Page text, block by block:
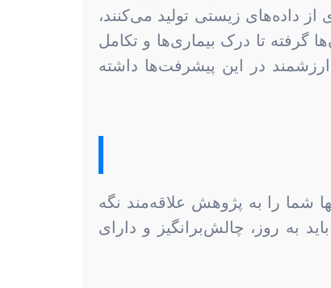
داده‌های زیستی تولید می‌کنند،
تا درک بیماری‌ها و تکامل
در این پیشرفت‌ها داشته
شما را به پژوهش علاقه‌مند نگه
به روز، چالش‌برانگیز و دارای